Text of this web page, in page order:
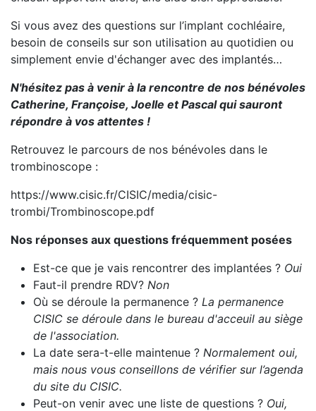
Si vous avez des questions sur l’implant cochléaire,
besoin de conseils sur son utilisation au quotidien ou
simplement envie d'échanger avec des implantés…
N'hésitez pas à venir à la rencontre de nos bénévoles
Catherine, Françoise, Joelle et Pascal qui sauront
répondre à vos attentes !
Retrouvez le parcours de nos bénévoles dans le
trombinoscope :
https://www.cisic.fr/CISIC/media/cisic-
trombi/Trombinoscope.pdf
Nos réponses aux questions fréquemment posées
Est-ce que je vais rencontrer des implantées ? Oui
Faut-il prendre RDV? Non
Où se déroule la permanence ? La permanence
CISIC se déroule dans le bureau d'acceuil au siège
de l'association.
La date sera-t-elle maintenue ? Normalement oui,
mais nous vous conseillons de vérifier sur l’agenda
du site du CISIC.
Peut-on venir avec une liste de questions ? Oui,